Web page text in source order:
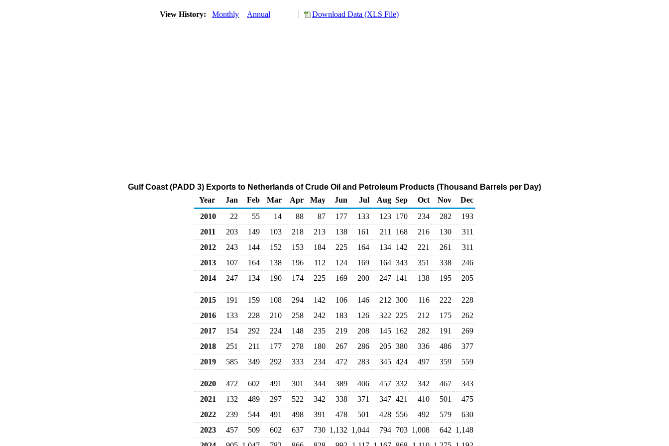
View History: Monthly Annual Download Data (XLS File)
Gulf Coast (PADD 3) Exports to Netherlands of Crude Oil and Petroleum Products (Thousand Barrels per Day)
Year
Jan Feb Mar Apr May Jun Jul Aug Sep Oct Nov
Dec
2010
22 55 14 88 87 177 133 123 170 234 282
193
2011
203 149 103 218 213 138 161 211 168 216 130
311
2012
243 144 152 153 184 225 164 134 142 221 261
311
2013
107 164 138 196 112 124 169 164 343 351 338
246
2014
247 134 190 174 225 169 200 247 141 138 195 205
2015 191 159 108 294 142 106 146 212 300 116 222
228
2016
133 228 210 258 242 183 126 322 225 212 175
262
2017
154 292 224 148 235 219 208 145 162 282 191
269
2018
251 211 177 278 180 267 286 205 380 336 486
377
2019
585 349 292 333 234 472 283 345 424 497 359 559
2020 472 602 491 301 344 389 406 457 332 342 467
343
2021
132 489 297 522 342 338 371 347 421 410 501
475
2022
239 544 491 498 391 478 501 428 556 492 579
630
2023
457 509 602 637 730 1,132 1,044 794 703 1,008 642 1,148